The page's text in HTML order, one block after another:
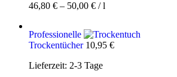
46,80 € – 50,00 € /l
Professionelle
Trockentücher 10,95 €
Lieferzeit: 2-3 Tage